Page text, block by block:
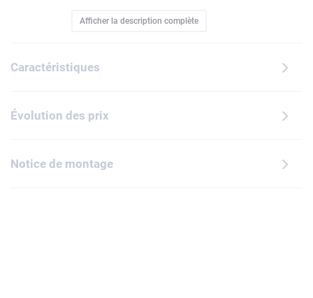
franchissant la Porte du Dragon », ce set permet aux
détaillée et 3 carpes dans l'eau. Tournez la poignée pour
célébrer toutes les réussites obtenues à force de travail et
de persévérance.Conçu pour reconnaître et inspirer la
cadeau créatif pour les enfants et les amateurs d'art dès 9
ans. Il ornera votre intérieur lors de la fête du Printemps ou
Afficher la description complète
Caractéristiques
Évolution des prix
Notice de montage